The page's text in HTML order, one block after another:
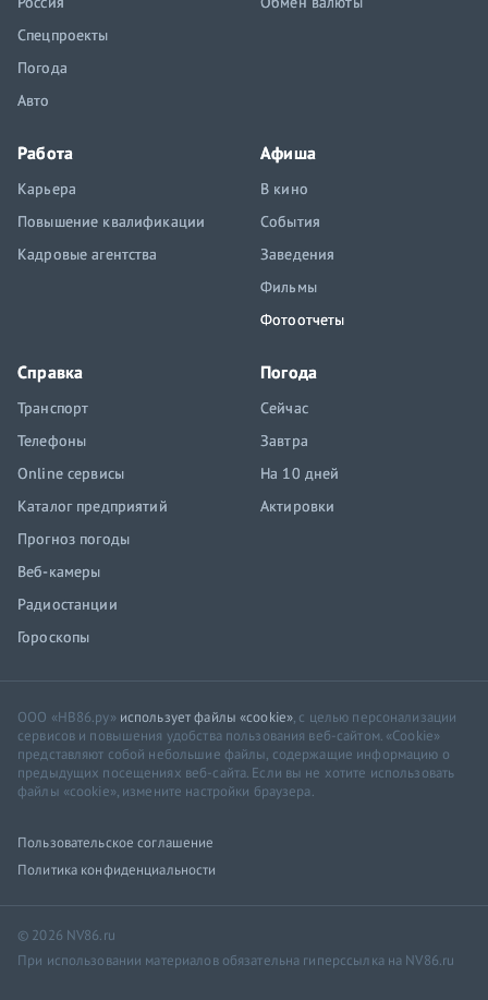
Спецпроекты
Погода
Авто
Работа
Карьера
Повышение квалификации
Кадровые агентства
Афиша
В кино
События
Заведения
Фильмы
Фотоотчеты
Справка
Транспорт
Телефоны
Online сервисы
Каталог предприятий
Прогноз погоды
Веб-камеры
Радиостанции
Гороскопы
Погода
Сейчас
Завтра
На 10 дней
Актировки
ООО «НВ86.ру» использует файлы «cookie», с целью персонализации
сервисов и повышения удобства пользования веб-сайтом. «Cookie»
представляют собой небольшие файлы, содержащие информацию о
предыдущих посещениях веб-сайта. Если вы не хотите использовать
файлы «cookie», измените настройки браузера.
Пользовательское соглашение
Политика конфиденциальности
© 2026 NV86.ru
При использовании материалов обязательна гиперссылка на NV86.ru